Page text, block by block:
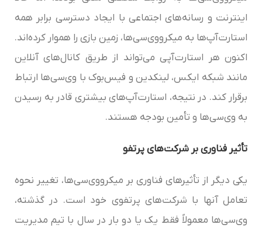
اینترنت و رسانه‌های اجتماعی با ایجاد دسترسی برابر همه
استارت‌آپ‌ها به میکرو‌وی‌سی‌‌ها، زمین بازی را هموار کرده‌اند.
اکنون هر استارت‌آپی می‌تواند از طریق کانال‌های آنلاین
مانند شبکه ایکس، لینکدین و فیس‌بوک با وی‌سی‌ها ارتباط
برقرار کند. در نتیجه، استارت‌آپ‌های بیشتری قادر به رسیدن
به وی‌سی‌ها و تأمین بودجه هستند.
تأثیر فناوری بر شرکت‌های پرتفو
یکی دیگر از تأثیرهای فناوری بر میکرو‌وی‌سی‌‌ها، تغيير نحوه
تعامل آنها با شرکت‌های پرتفوی خود است. در گذشته،
وی‌سی‌ها معمولاً فقط یک یا دو بار در سال با تیم مدیریت